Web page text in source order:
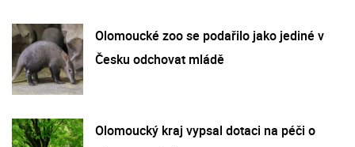
Olomoucké zoo se podařilo jako jediné v
Česku odchovat mládě
Olomoucký kraj vypsal dotaci na péči o